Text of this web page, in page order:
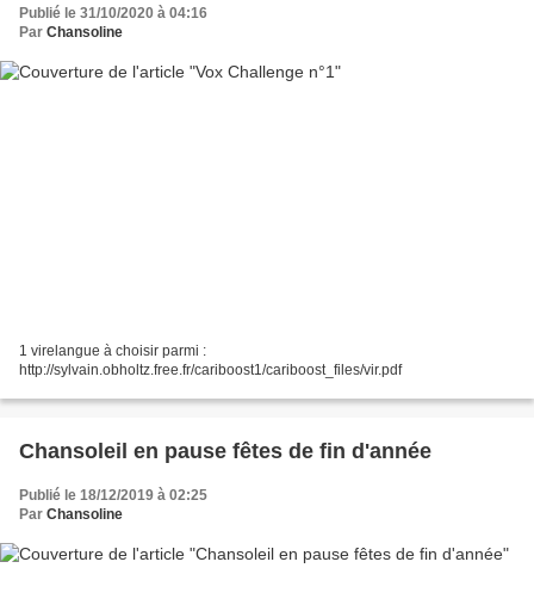
Publié le 31/10/2020 à 04:16
Par Chansoline
1 virelangue à choisir parmi :
http://sylvain.obholtz.free.fr/cariboost1/cariboost_files/vir.pdf
Chansoleil en pause fêtes de fin d'année
Publié le 18/12/2019 à 02:25
Par Chansoline